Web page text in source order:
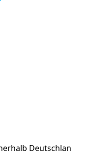
Deutschlan